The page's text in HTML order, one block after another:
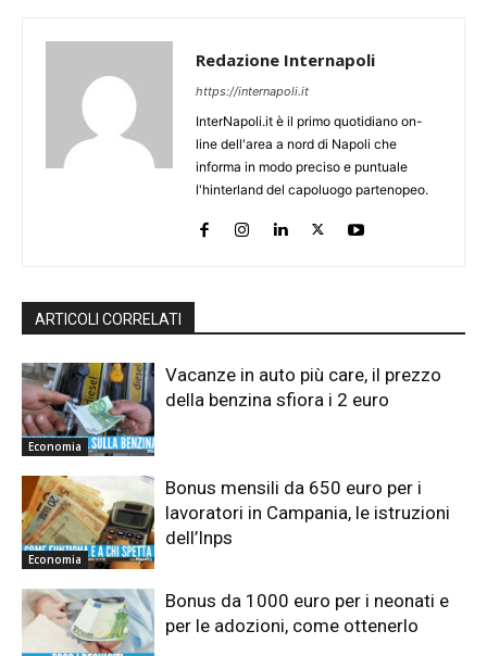
Redazione Internapoli
https://internapoli.it
InterNapoli.it è il primo quotidiano on-
line dell'area a nord di Napoli che
informa in modo preciso e puntuale
l'hinterland del capoluogo partenopeo.
ARTICOLI CORRELATI
Economia
Vacanze in auto più care, il prezzo
della benzina sfiora i 2 euro
Economia
Bonus mensili da 650 euro per i
lavoratori in Campania, le istruzioni
dell’Inps
Bonus da 1000 euro per i neonati e
per le adozioni, come ottenerlo